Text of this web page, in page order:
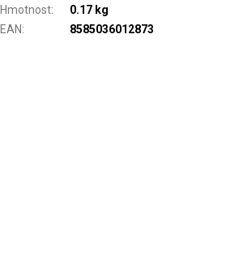
Hmotnost:
0.17 kg
EAN: 8585036012873